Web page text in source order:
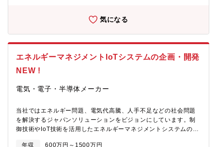
気になる
エネルギーマネジメントIoTシステムの企画・開発
NEW !
電気・電子・半導体メーカー
当社ではエネルギー問題、電気代高騰、人手不足などの社会問題
を解決するジャパンソリューションをビジョンにしています。制
御技術やIoT技術を活用したエネルギーマネジメントシステムの実
年収 600万円～1500万円